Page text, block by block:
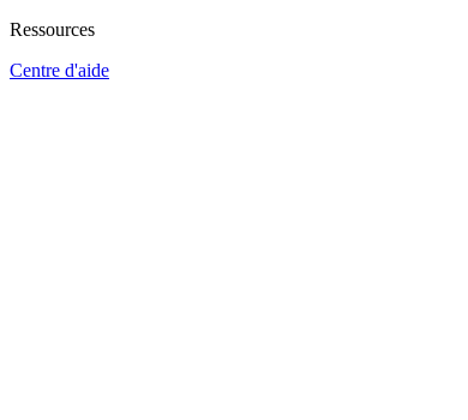
Ressources
Centre d'aide